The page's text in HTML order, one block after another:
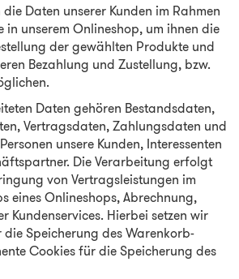
Daten unserer Kunden im Rahmen
in unserem Onlineshop, um ihnen die
der gewählten Produkte und
Bezahlung und Zustellung, bzw.
Daten gehören Bestandsdaten,
Vertragsdaten, Zahlungsdaten und
unsere Kunden, Interessenten
Die Verarbeitung erfolgt
von Vertragsleistungen im
eines Onlineshops, Abrechnung,
Kundenservices. Hierbei setzen wir
die Speicherung des Warenkorb-
Cookies für die Speicherung des